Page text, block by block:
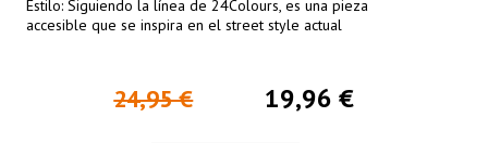
Estilo: Siguiendo la línea de 24Colours, es una pieza
accesible que se inspira en el street style actual
24,95 € 19,96 €